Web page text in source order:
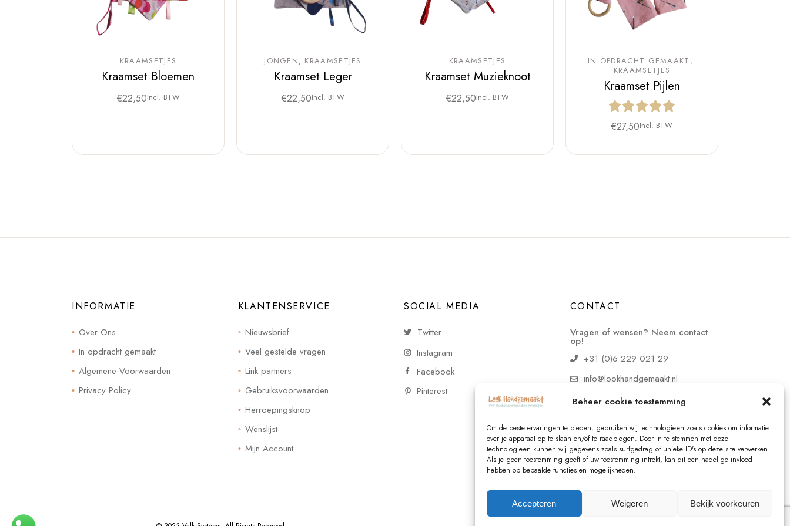
Beheer cookie toestemming
Om de beste ervaringen te bieden, gebruiken wij technologieën zoals cookies om informatie
over je apparaat op te slaan en/of te raadplegen. Door in te stemmen met deze
technologieën kunnen wij gegevens zoals surfgedrag of unieke ID's op deze site verwerken.
Als je geen toestemming geeft of uw toestemming intrekt, kan dit een nadelige invloed
hebben op bepaalde functies en mogelijkheden.
Accepteren Weigeren Bekijk voorkeuren
KRAAMSETJES
Kraamset Bloemen
€22,50Incl. BTW
JONGEN KRAAMSETJES
Kraamset Leger
€22,50Incl. BTW
KRAAMSETJES
Kraamset Muzieknoot
€22,50Incl. BTW
IN OPDRACHT GEMAAKT
KRAAMSETJES
Kraamset Pijlen
€27,50Incl. BTW
INFORMATIE
Over Ons
In opdracht gemaakt
Algemene Voorwaarden
Privacy Policy
KLANTENSERVICE
Nieuwsbrief
Veel gestelde vragen
Link partners
Gebruiksvoorwaarden
Herroepingsknop
Wenslijst
Mijn Account
SOCIAL MEDIA
Twitter
Instagram
Facebook
Pinterest
CONTACT
Vragen of wensen? Neem contact
op!
+31 (0)6 229 021 29
info@lookhandgemaakt.nl